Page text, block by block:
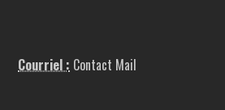
Courriel : Contact Mail